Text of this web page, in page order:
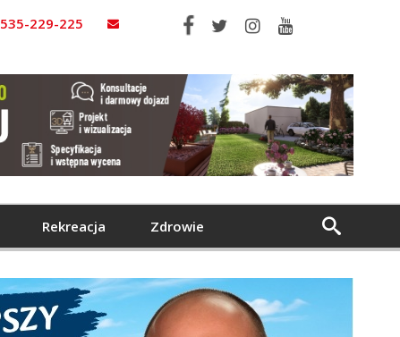
535-229-225
Rekreacja Zdrowie